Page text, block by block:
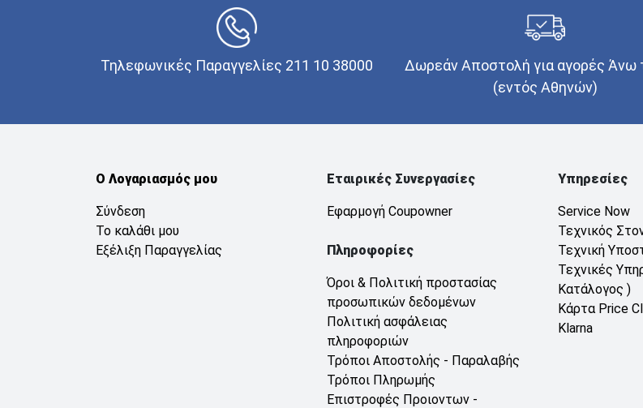
Τηλεφωνικές Παραγγελίες 211 10 38000
Δωρεάν Αποστολή για αγορές Άνω
(εντός Αθηνών)
Ο Λογαριασμός μου
Σύνδεση
Το καλάθι μου
Εξέλιξη Παραγγελίας
Εταιρικές Συνεργασίες
Εφαρμογή Coupowner
Πληροφορίες
Όροι & Πολιτική προστασίας
προσωπικών δεδομένων
Πολιτική ασφάλειας
πληροφοριών
Τρόποι Αποστολής - Παραλαβής
Τρόποι Πληρωμής
Επιστροφές Προιοντων -
Υπηρεσίες
Service Now
Τεχνικός
Τεχνική
Τεχνικές
Κατάλογος )
Κάρτα Price
Klarna